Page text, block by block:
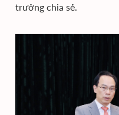
trưởng chia sẻ.